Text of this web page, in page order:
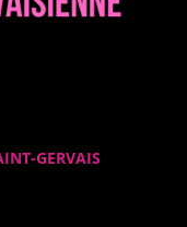
GERVAIS